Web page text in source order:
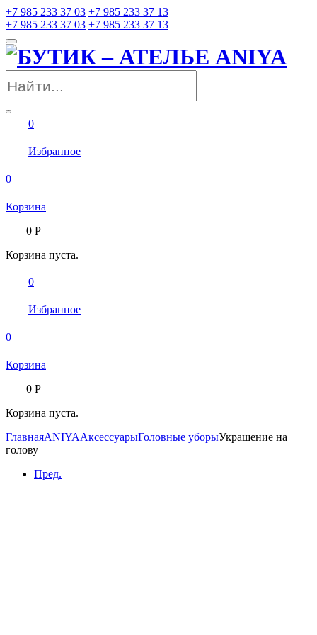
+7 985 233 37 03 +7 985 233 37 13
+7 985 233 37 03 +7 985 233 37 13
0
Избранное
0
Корзина
0Р
Корзина пуста.
0
Избранное
0
Корзина
0Р
Корзина пуста.
ГлавнаяANIYAАксессуарыГоловные уборыУкрашение на
голову
Пред.